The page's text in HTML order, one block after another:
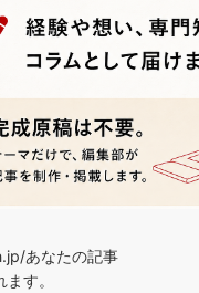
あなたの記事
す。